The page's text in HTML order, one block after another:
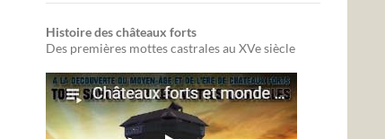
Histoire des châteaux forts
Des premières mottes castrales au XVe siècle